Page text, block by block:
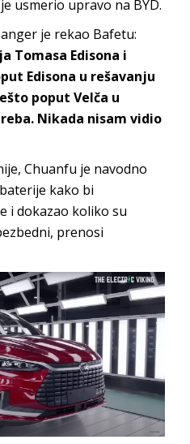
usmerio upravo na BYD.
je rekao Bafetu:
Tomasa Edisona i
Edisona u rešavanju
poput Velča u
Nikada nisam vidio
Chuanfu je navodno
kako bi
i dokazao koliko su
prenosi